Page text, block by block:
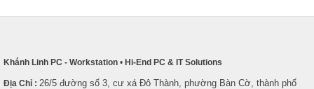
Khánh Linh PC - Workstation • Hi-End PC & IT Solutions
Địa Chỉ : 26/5 đường số 3, cư xá Đô Thành, phường Bàn Cờ, thành phố